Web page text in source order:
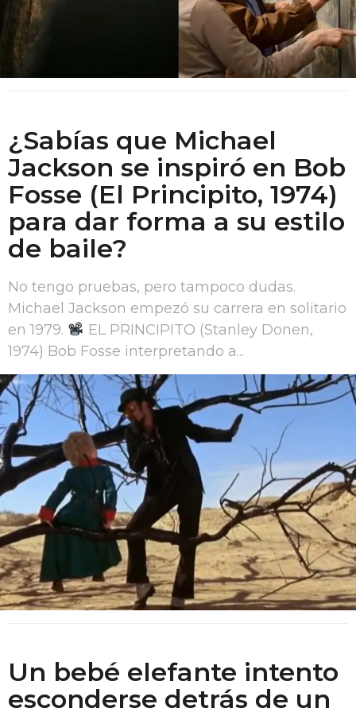
o
n
E
s
l
o
!
!
¿Sabías que Michael
Jackson se inspiró en Bob
Fosse (El Principito, 1974)
para dar forma a su estilo
de baile?
No tengo pruebas, pero tampoco dudas.
Michael Jackson empezó su carrera en solitario
en 1979.
EL PRINCIPITO (Stanley Donen,
1974) Bob Fosse interpretando a...
Un bebé elefante intento
esconderse detrás de un